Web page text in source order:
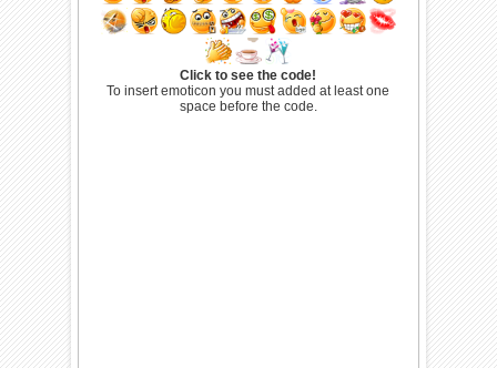
Click to see the code!
To insert emoticon you must added at least one
space before the code.